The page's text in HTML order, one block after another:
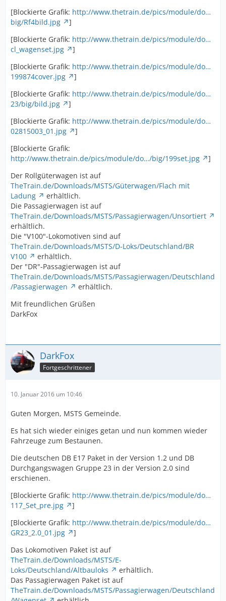
[Blockierte Grafik: http://www.thetrain.de/pics/module/do…
big/Rf4bild.jpg
]
[Blockierte Grafik: http://www.thetrain.de/pics/module/do…
cl_wagenset.jpg
]
[Blockierte Grafik: http://www.thetrain.de/pics/module/do…
199874cover.jpg
]
[Blockierte Grafik: http://www.thetrain.de/pics/module/do…
23/big/bild.jpg
]
[Blockierte Grafik: http://www.thetrain.de/pics/module/do…
02815003_01.jpg
]
[Blockierte Grafik:
http://www.thetrain.de/pics/module/do…/big/199set.jpg
]
Der Rollgüterwagen ist auf
TheTrain.de/Downloads/MSTS/Güterwagen/Flach mit
Ladung
erhältlich.
Die Passagierwagen ist auf
TheTrain.de/Downloads/MSTS/Passagierwagen/Unsortiert
erhältlich.
Die "V100"-Lokomotiven sind auf
TheTrain.de/Downloads/MSTS/D-Loks/Deutschland/BR
V100
erhältlich.
Der "DR"-Passagierwagen ist auf
TheTrain.de/Downloads/MSTS/Passagierwagen/Deutschland
/Passagierwagen
erhältlich.
Mit freundlichen Grüßen
DarkFox
DarkFox
Fortgeschrittener
10. Januar 2016 um 10:46
Guten Morgen, MSTS Gemeinde.
Es hat sich wieder einiges getan und nun kommen wieder
Fahrzeuge zum Bestaunen.
Die deutschen DB E17 Paket in der Version 1.2 und DB
Durchgangswagen Gruppe 23 in der Version 2.0 sind
erschienen.
[Blockierte Grafik: http://www.thetrain.de/pics/module/do…
117_Set_pre.jpg
]
[Blockierte Grafik: http://www.thetrain.de/pics/module/do…
GR23_2.0_01.jpg
]
Das Lokomotiven Paket ist auf
TheTrain.de/Downloads/MSTS/E-
Loks/Deutschland/Altbauloks
erhältlich.
Das Passagierwagen Paket ist auf
TheTrain.de/Downloads/MSTS/Passagierwagen/Deutschland